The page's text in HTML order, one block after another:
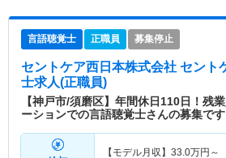
言語聴覚士 正職員 募集停止
セントケア西日本株式会社 セント
士求人(正職員)
【神戸市/須磨区】年間休日110日！残
ーションでの言語聴覚士さんの募集です
【モデル月収】 33.0万円～